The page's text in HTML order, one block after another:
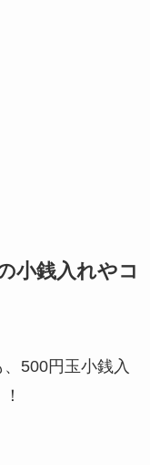
小銭入れやコ
500円玉小銭入